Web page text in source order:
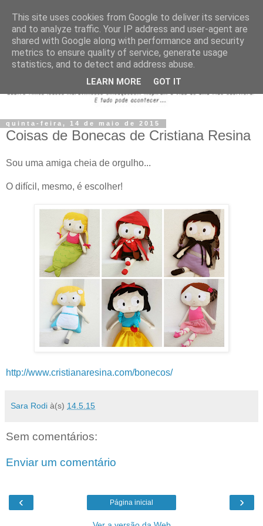
quinta-feira, 14 de maio de 2015
Coisas de Bonecas de Cristiana Resina
Sou uma amiga cheia de orgulho...
O difícil, mesmo, é escolher!
http://www.cristianaresina.com/bonecos/
Sara Rodi à(s) 14.5.15
Sem comentários:
Enviar um comentário
‹ ›
Página inicial
This site uses cookies from Google to deliver its services
and to analyze traffic. Your IP address and user-agent are
shared with Google along with performance and security
metrics to ensure quality of service, generate usage
statistics, and to detect and address abuse.
LEARN MORE GOT IT